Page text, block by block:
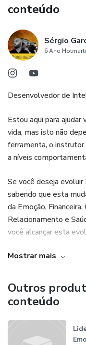
conteúdo
Sérgio
6 Ano
Desenvolvedor de
Estou aqui para ajudar
vida, mas isto não
ferramenta, o instrutor
a níveis
Se você deseja
sabendo que esta
da Emoção,
Relacionamento e
você alcançar esta
Como Neurocoach
alcançar com mais
desejado, em meus
conseguimos quebrar
Significado a Desafios
desta forma consiga
Mostrar mais
Outros
conteúdo